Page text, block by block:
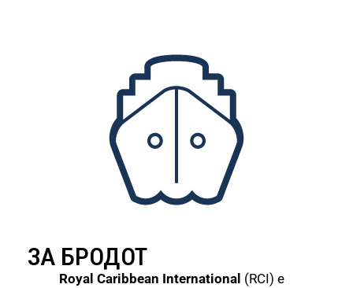
ЗА БРОДОТ
Royal Caribbean International (RCI) е